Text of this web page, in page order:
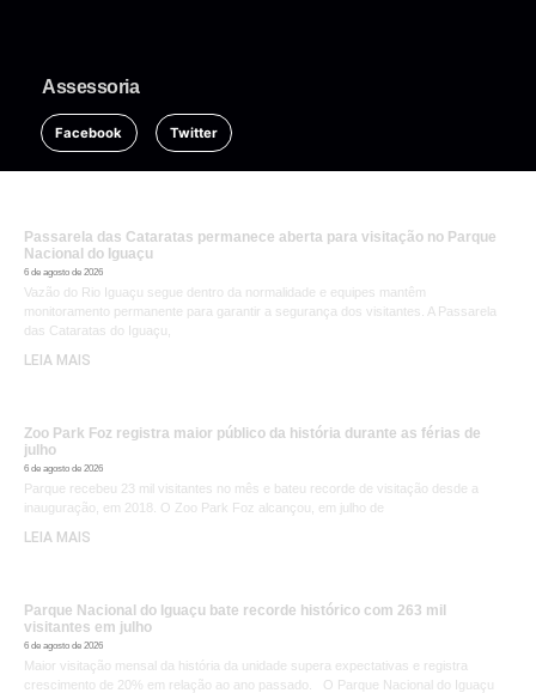
Assessoria
Facebook Twitter
Passarela das Cataratas permanece aberta para visitação no Parque
Nacional do Iguaçu
6 de agosto de 2026
Vazão do Rio Iguaçu segue dentro da normalidade e equipes mantêm
monitoramento permanente para garantir a segurança dos visitantes. A Passarela
das Cataratas do Iguaçu,
LEIA MAIS
Zoo Park Foz registra maior público da história durante as férias de
julho
6 de agosto de 2026
Parque recebeu 23 mil visitantes no mês e bateu recorde de visitação desde a
inauguração, em 2018. O Zoo Park Foz alcançou, em julho de
LEIA MAIS
Parque Nacional do Iguaçu bate recorde histórico com 263 mil
visitantes em julho
6 de agosto de 2026
Maior visitação mensal da história da unidade supera expectativas e registra
crescimento de 20% em relação ao ano passado. O Parque Nacional do Iguaçu